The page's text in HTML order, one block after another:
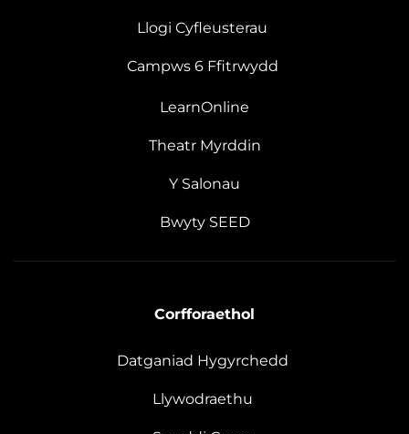
Llogi Cyfleusterau
Campws 6 Ffitrwydd
LearnOnline
Theatr Myrddin
Y Salonau
Bwyty SEED
Corfforaethol
Datganiad Hygyrchedd
Llywodraethu